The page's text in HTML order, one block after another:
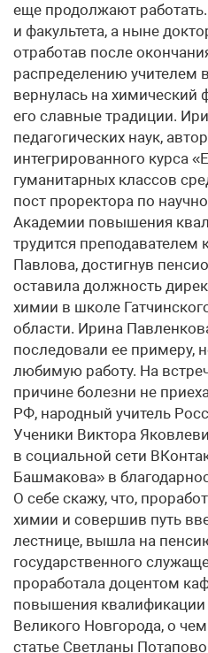
еще продолжают
и факультета, а ныне
отработав после
распределению учителем
вернулась на химический
его славные традиции.
педагогических наук,
интегрированного курса
гуманитарных классов
пост проректора по
Академии повышения
трудится
Павлова, достигнув
оставила должность
химии в школе
области. Ирина
последовали ее примеру,
любимую работу. На
причине болезни не
РФ, народный учитель
Ученики Виктора
в социальной сети
Башмакова» в
О себе скажу, что,
химии и совершив путь
лестнице, вышла на
государственного
проработала доцентом
повышения квалификации
Великого Новгорода, о
статье Светланы